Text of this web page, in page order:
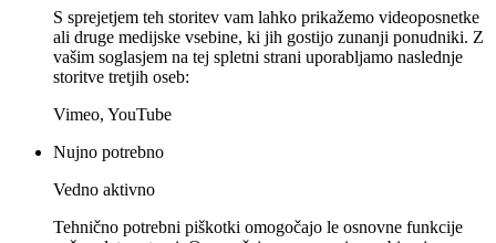
S sprejetjem teh storitev vam lahko prikažemo videoposnetke
ali druge medijske vsebine, ki jih gostijo zunanji ponudniki. Z
vašim soglasjem na tej spletni strani uporabljamo naslednje
storitve tretjih oseb:
Vimeo, YouTube
Nujno potrebno
Vedno aktivno
Tehnično potrebni piškotki omogočajo le osnovne funkcije